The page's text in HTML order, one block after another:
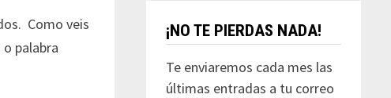
Como veis
o palabra
¡NO TE PIERDAS NADA!
Te enviaremos cada mes las
últimas entradas a tu correo